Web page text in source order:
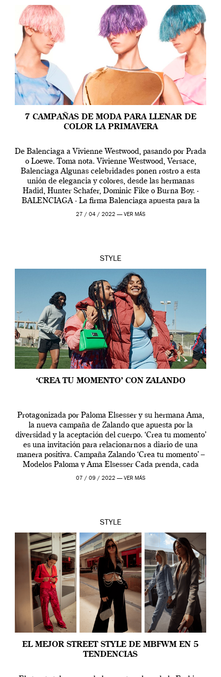
7 CAMPAÑAS DE MODA PARA LLENAR DE
COLOR LA PRIMAVERA
De Balenciaga a Vivienne Westwood, pasando por Prada
o Loewe. Toma nota. Vivienne Westwood, Versace,
Balenciaga Algunas celebridades ponen rostro a esta
unión de elegancia y colores, desde las hermanas
Hadid, Hunter Schafer, Dominic Fike o Burna Boy. ·
BALENCIAGA · La firma Balenciaga apuesta para la
colección PV22 por una campaña de realidad virtual
27 / 04 / 2022 — VER MÁS
STYLE
‘CREA TU MOMENTO’ CON ZALANDO
Protagonizada por Paloma Elsesser y su hermana Ama,
la nueva campaña de Zalando que apuesta por la
diversidad y la aceptación del cuerpo. ‘Crea tu momento’
es una invitación para relacionarnos a diario de una
manera positiva. Campaña Zalando ‘Crea tu momento’ –
Modelos Paloma y Ama Elsesser Cada prenda, cada
outfit, cada momento, caracteriza […]
07 / 09 / 2022 — VER MÁS
STYLE
EL MEJOR STREET STYLE DE MBFWM EN 5
TENDENCIAS